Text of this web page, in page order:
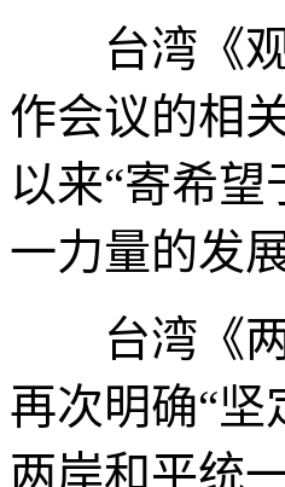
台湾《观
作会议的相
以来“寄希
一力量的发
台湾《两
再次明确“
两岸和平统